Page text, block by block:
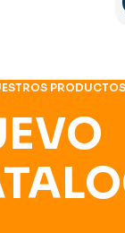
PRODUCTOS